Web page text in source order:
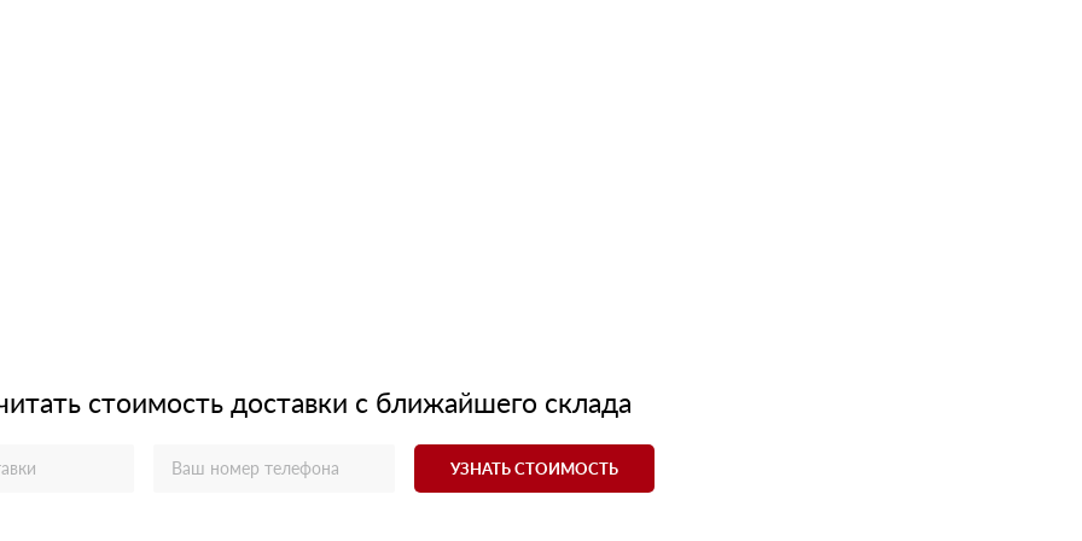
стоимость доставки с ближайшего склада
УЗНАТЬ СТОИМОСТЬ